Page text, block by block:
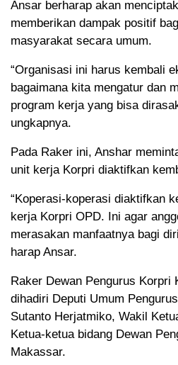
Ansar berharap akan
memberikan dampak positif
masyarakat secara umum.
“Organisasi ini harus kembali
bagaimana kita mengatur dan
program kerja yang bisa
ungkapnya.
Pada Raker ini, Anshar
unit kerja Korpri diaktifkan
“Koperasi-koperasi diaktifkan
kerja Korpri OPD. Ini agar
merasakan manfaatnya bagi
harap Ansar.
Raker Dewan Pengurus Korpri
dihadiri Deputi Umum
Sutanto Herjatmiko, Wakil
Ketua-ketua bidang Dewan
Makassar.